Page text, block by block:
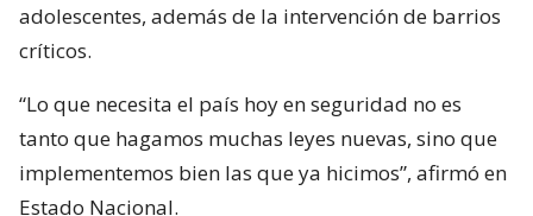
adolescentes, además de la intervención de barrios
críticos.
“Lo que necesita el país hoy en seguridad no es
tanto que hagamos muchas leyes nuevas, sino que
implementemos bien las que ya hicimos”, afirmó en
Estado Nacional.